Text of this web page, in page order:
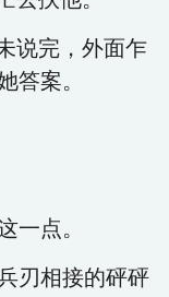
说完，外面乍
答案。
一点。
刃相接的砰砰